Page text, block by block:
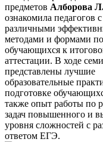
предметов Алборова
ознакомила педагогов с
различными
методами и формами
обучающихся к
аттестации. В ходе
представлены лучшие
образовательные
подготовке
также опыт работы по
задач повышенного и
уровня сложностей с
ответом ЕГЭ.